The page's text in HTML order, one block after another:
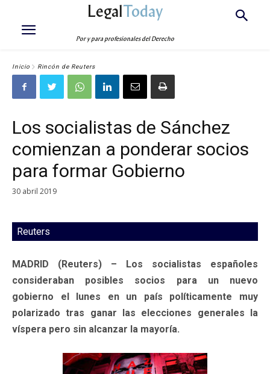
LegalToday
Por y para profesionales del Derecho
Inicio Rincón de Reuters
Los socialistas de Sánchez
comienzan a ponderar socios
para formar Gobierno
30 abril 2019
Reuters
MADRID (Reuters) – Los socialistas españoles
consideraban posibles socios para un nuevo
gobierno el lunes en un país políticamente muy
polarizado tras ganar las elecciones generales la
víspera pero sin alcanzar la mayoría.